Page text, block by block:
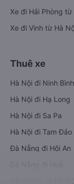
Xe đi Hải Phòng từ
Xe đi Vinh từ Hà
Thuê xe
Hà Nội đi Ninh Bình
Hà Nội đi Hạ Long
Hà Nội đi Sa Pa
Hà Nội đi Tam Đảo
Đà Nẵng đi Hội An